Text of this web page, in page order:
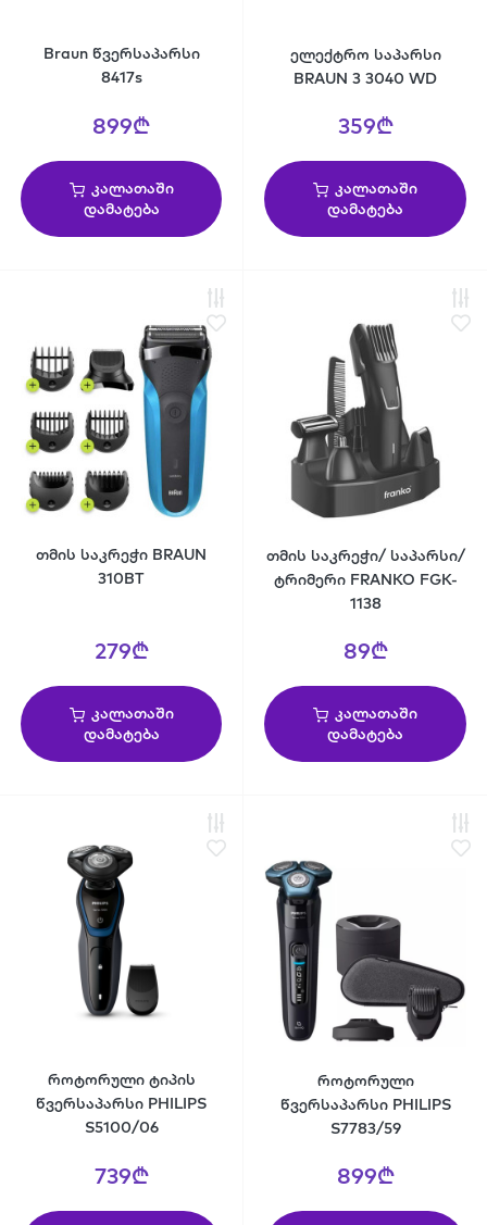
Braun წვერსაპარსი
8417s
899₾
კალათაში
დამატება
ელექტრო საპარსი
BRAUN 3 3040 WD
359₾
კალათაში
დამატება
თმის საკრეჭი BRAUN
310BT
279₾
კალათაში
დამატება
თმის საკრეჭი/ საპარსი/
ტრიმერი FRANKO FGK-
1138
89₾
კალათაში
დამატება
როტორული ტიპის
წვერსაპარსი PHILIPS
S5100/06
739₾
როტორული
წვერსაპარსი PHILIPS
S7783/59
899₾